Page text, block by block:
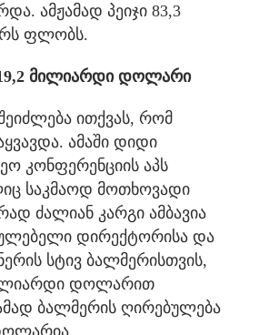
ამჟამად პეიჯი 83,3
ფლობს.
მილიარდი დოლარი
ითქვას, რომ
ამაში დიდი
კონფერენციის აპს
საკმაოდ მოთხოვადი
ძალიან კარგი ამბავია
დირექტორისა და
სტივ ბალმერისთვის,
დოლარით
ბალმერის ღირებულება